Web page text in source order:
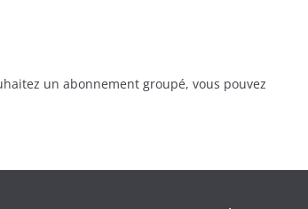
un abonnement groupé, vous pouvez